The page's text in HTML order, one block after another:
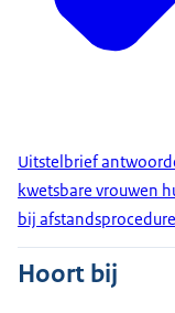
Uitstelbrief
kwetsbare vrouwen
bij
Hoort bij